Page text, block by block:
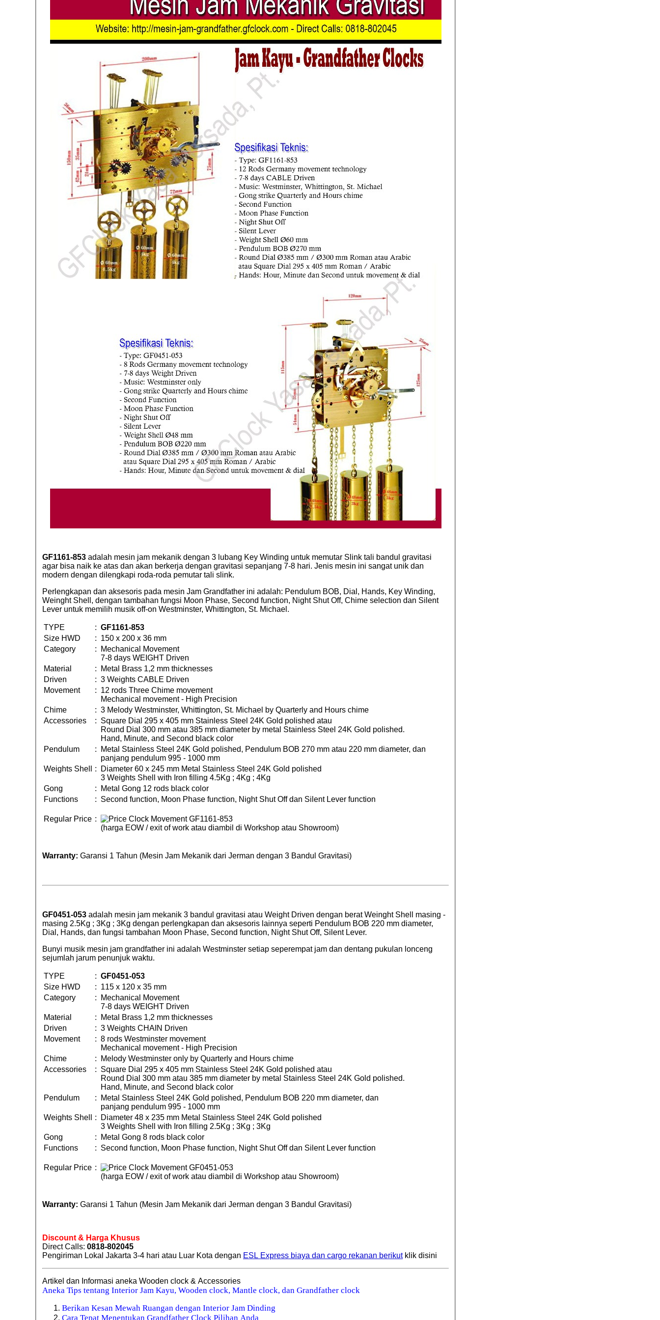
GF1161-853 adalah mesin jam mekanik dengan 3 lubang Key Winding untuk memutar Slink tali bandul gravitasi
agar bisa naik ke atas dan akan berkerja dengan gravitasi sepanjang 7-8 hari. Jenis mesin ini sangat unik dan
modern dengan dilengkapi roda-roda pemutar tali slink.
Perlengkapan dan aksesoris pada mesin Jam Grandfather ini adalah: Pendulum BOB, Dial, Hands, Key Winding,
Weinght Shell, dengan tambahan fungsi Moon Phase, Second function, Night Shut Off, Chime selection dan Silent
Lever untuk memilih musik off-on Westminster, Whittington, St. Michael.
TYPE : GF1161-853
Size HWD
: 150 x 200 x 36 mm
Category
:
Mechanical Movement
7-8 days WEIGHT Driven
Material
:
Metal Brass 1,2 mm thicknesses
Driven
: 3 Weights CABLE Driven
Movement
: 12 rods Three Chime movement
Mechanical movement - High Precision
Chime
: 3 Melody Westminster, Whittington, St. Michael by Quarterly and Hours chime
Accessories
: Square Dial 295 x 405 mm Stainless Steel 24K Gold polished atau
Round Dial 300 mm atau 385 mm diameter by metal Stainless Steel 24K Gold polished.
Hand, Minute, and Second black color
Pendulum
:
Metal Stainless Steel 24K Gold polished, Pendulum BOB 270 mm atau 220 mm diameter, dan
panjang pendulum 995 - 1000 mm
Weights Shell
:
Diameter 60 x 245 mm Metal Stainless Steel 24K Gold polished
3 Weights Shell with Iron filling 4.5Kg ; 4Kg ; 4Kg
Gong
:
Metal Gong 12 rods black color
Functions
: Second function, Moon Phase function, Night Shut Off dan Silent Lever function
Regular Price :
(harga EOW / exit of work atau diambil di Workshop atau Showroom)
Warranty: Garansi 1 Tahun (Mesin Jam Mekanik dari Jerman dengan 3 Bandul Gravitasi)
GF0451-053 adalah mesin jam mekanik 3 bandul gravitasi atau Weight Driven dengan berat Weinght Shell masing -
masing 2.5Kg ; 3Kg ; 3Kg dengan perlengkapan dan aksesoris lainnya seperti Pendulum BOB 220 mm diameter,
Dial, Hands, dan fungsi tambahan Moon Phase, Second function, Night Shut Off, Silent Lever.
Bunyi musik mesin jam grandfather ini adalah Westminster setiap seperempat jam dan dentang pukulan lonceng
sejumlah jarum penunjuk waktu.
TYPE : GF0451-053
Size HWD
: 115 x 120 x 35 mm
Category
:
Mechanical Movement
7-8 days WEIGHT Driven
Material
:
Metal Brass 1,2 mm thicknesses
Driven
: 3 Weights CHAIN Driven
Movement
: 8 rods Westminster movement
Mechanical movement - High Precision
Chime
:
Melody Westminster only by Quarterly and Hours chime
Accessories
: Square Dial 295 x 405 mm Stainless Steel 24K Gold polished atau
Round Dial 300 mm atau 385 mm diameter by metal Stainless Steel 24K Gold polished.
Hand, Minute, and Second black color
Pendulum
:
Metal Stainless Steel 24K Gold polished, Pendulum BOB 220 mm diameter, dan
panjang pendulum 995 - 1000 mm
Weights Shell
:
Diameter 48 x 235 mm Metal Stainless Steel 24K Gold polished
3 Weights Shell with Iron filling 2.5Kg ; 3Kg ; 3Kg
Gong
:
Metal Gong 8 rods black color
Functions
: Second function, Moon Phase function, Night Shut Off dan Silent Lever function
Regular Price :
(harga EOW / exit of work atau diambil di Workshop atau Showroom)
Warranty: Garansi 1 Tahun (Mesin Jam Mekanik dari Jerman dengan 3 Bandul Gravitasi)
Discount & Harga Khusus
Direct Calls: 0818-802045
Pengiriman Lokal Jakarta 3-4 hari atau Luar Kota dengan ESL Express biaya dan cargo rekanan berikutklik disini
Artikel dan Informasi aneka Wooden clock & Accessories
Aneka Tips tentang Interior Jam Kayu, Wooden clock, Mantle clock, dan Grandfather clock
Berikan Kesan Mewah Ruangan dengan Interior Jam Dinding
Cara Tepat Menentukan Grandfather Clock Pilihan Anda